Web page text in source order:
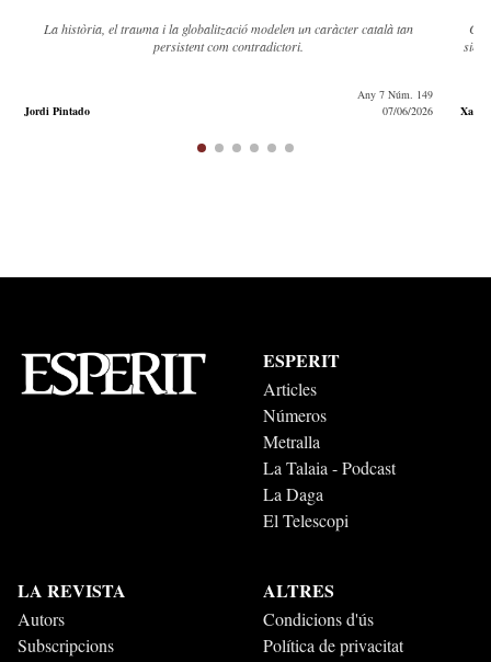
La història, el trauma i la globalització modelen un caràcter català tan
persistent com contradictori.
Jordi Pintado
Any 7 Núm. 149
07/06/2026
ESPERIT
Articles
Números
Metralla
La Talaia - Podcast
La Daga
El Telescopi
LA REVISTA
Autors
Subscripcions
ALTRES
Condicions d'ús
Política de privacitat